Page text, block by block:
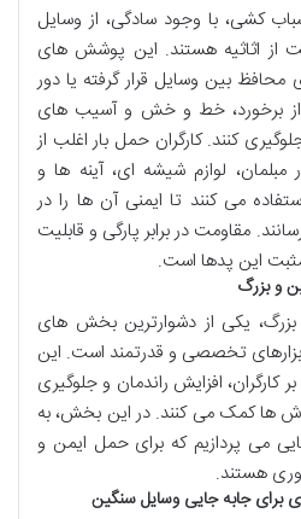
کشی، با وجود سادگی، از وسایل
اثاثیه هستند. این پوشش های
محافظ بین وسایل قرار گرفته یا دور
برخورد، خط و خش وآسیب های
کنند.کارگران حمل باراغلب از
مبلمان، لوازم شیشه ای،آینه هاو
می کنند تا ایمنی آن ها را در
مقاومت در برابرپارگی و قابلیت
این پدها است.
و بزرگ
بزرگ، یکی از دشوارترین بخش های
تخصصی و قدرتمند است. این
برکارگران، افزایش راندمان وجلوگیری
هاکمک می کنند. در این بخش، به
می پردازیم که برایحمل ایمن و
هستند.
برای جابه جایی وسایل سنگین